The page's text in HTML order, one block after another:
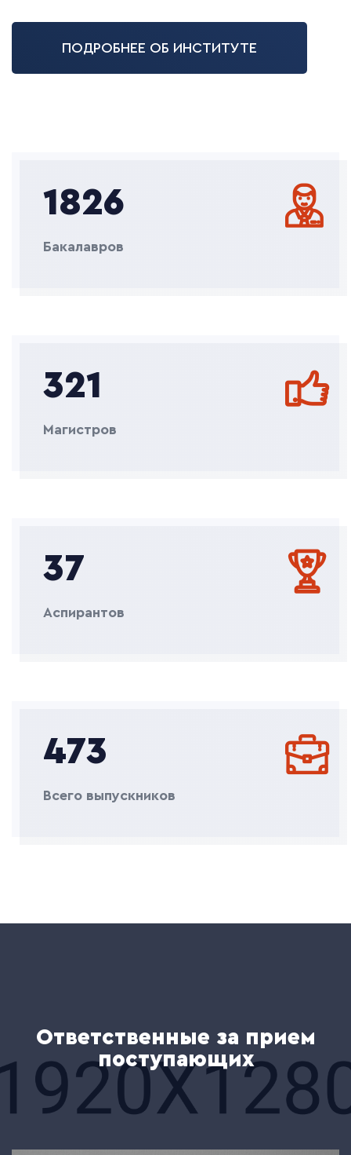
ПОДРОБНЕЕ ОБ ИНСТИТУТЕ
1826
Бакалавров
321
Магистров
37
Аспирантов
473
Всего выпускников
Ответственные за прием
поступающих